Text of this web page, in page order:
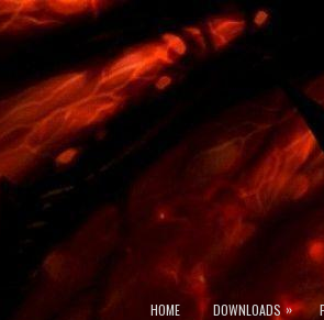
HOME DOWNLOADS »